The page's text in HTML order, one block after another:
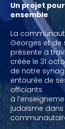
Un projet
ensemble​
La
Georges et de
présente à
créée le 31
de notre
entourée de
officiants
à
judaïsme